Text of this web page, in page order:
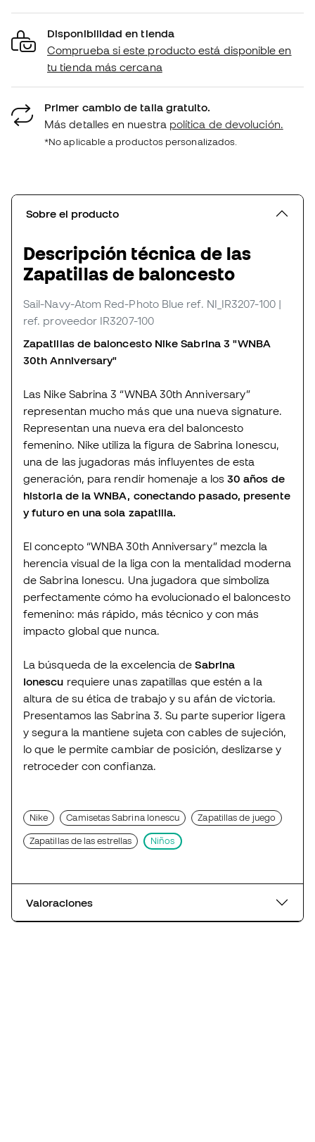
Disponibilidad en tienda
Comprueba si este producto está disponible en
tu tienda más cercana
Primer cambio de talla gratuito.
Más detalles en nuestra política de devolución.
*No aplicable a productos personalizados.
Sobre el producto
Descripción técnica de las
Zapatillas de baloncesto
Sail-Navy-Atom Red-Photo Blue ref. NI_IR3207-100 |
ref. proveedor IR3207-100
Zapatillas de baloncesto Nike Sabrina 3 "WNBA
30th Anniversary"
Las Nike Sabrina 3 “WNBA 30th Anniversary”
representan mucho más que una nueva signature.
Representan una nueva era del baloncesto
femenino. Nike utiliza la figura de Sabrina Ionescu,
una de las jugadoras más influyentes de esta
generación, para rendir homenaje a los30 años de
historia de la WNBA, conectando pasado, presente
y futuro en una sola zapatilla.
El concepto “WNBA 30th Anniversary” mezcla la
herencia visual de la liga con la mentalidad moderna
de Sabrina Ionescu. Una jugadora que simboliza
perfectamente cómo ha evolucionado el baloncesto
femenino: más rápido, más técnico y con más
impacto global que nunca.
La búsqueda de la excelencia deSabrina
Ionescu requiere unas zapatillas que estén a la
altura de su ética de trabajo y su afán de victoria.
Presentamos las Sabrina 3. Su parte superior ligera
y segura la mantiene sujeta con cables de sujeción,
lo que le permite cambiar de posición, deslizarse y
retroceder con confianza.
Nike Camisetas Sabrina Ionescu Zapatillas de juego
Zapatillas de las estrellas Niños
Valoraciones